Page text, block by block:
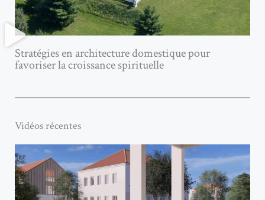
Stratégies en architecture domestique pour
favoriser la croissance spirituelle
Vidéos récentes